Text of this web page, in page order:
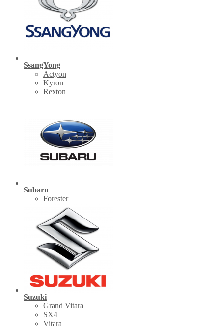
SsangYong
Actyon
Kyron
Rexton
Subaru
Forester
Suzuki
Grand Vitara
SX4
Vitara